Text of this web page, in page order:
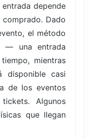
depende
Dado
el método
— una entrada
mientras
disponible casi
de los eventos
Algunos
que llegan